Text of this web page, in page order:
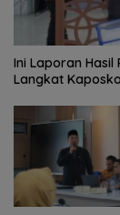
Ini Laporan Hasil
Langkat